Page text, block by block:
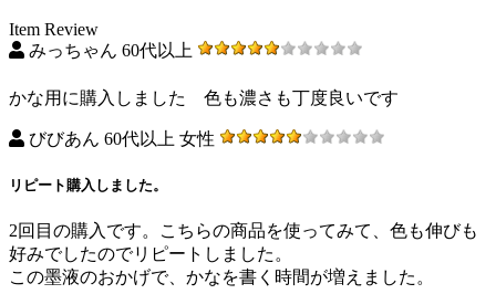
Item Review
みっちゃん 60代以上
かな用に購入しました 色も濃さも丁度良いです
びびあん 60代以上 女性
リピート購入しました。
2回目の購入です。こちらの商品を使ってみて、色も伸びも
好みでしたのでリピートしました。
この墨液のおかげで、かなを書く時間が増えました。